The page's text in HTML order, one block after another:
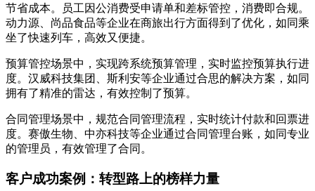
节省成本。员工因公消费受申请单和差标管控，消费即合规。
动力源、尚品食品等企业在商旅出行方面得到了优化，如同乘
坐了快速列车，高效又便捷。
预算管控场景中，实现跨系统预算管理，实时监控预算执行进
度。汉威科技集团、斯利安等企业通过合思的解决方案，如同
拥有了精准的雷达，有效控制了预算。
合同管理场景中，规范合同管理流程，实时统计付款和回票进
度。赛傲生物、中亦科技等企业通过合同管理台账，如同专业
的管理员，有效管理了合同。
客户成功案例：转型路上的榜样力量